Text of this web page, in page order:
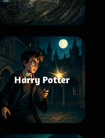
Harry Potter